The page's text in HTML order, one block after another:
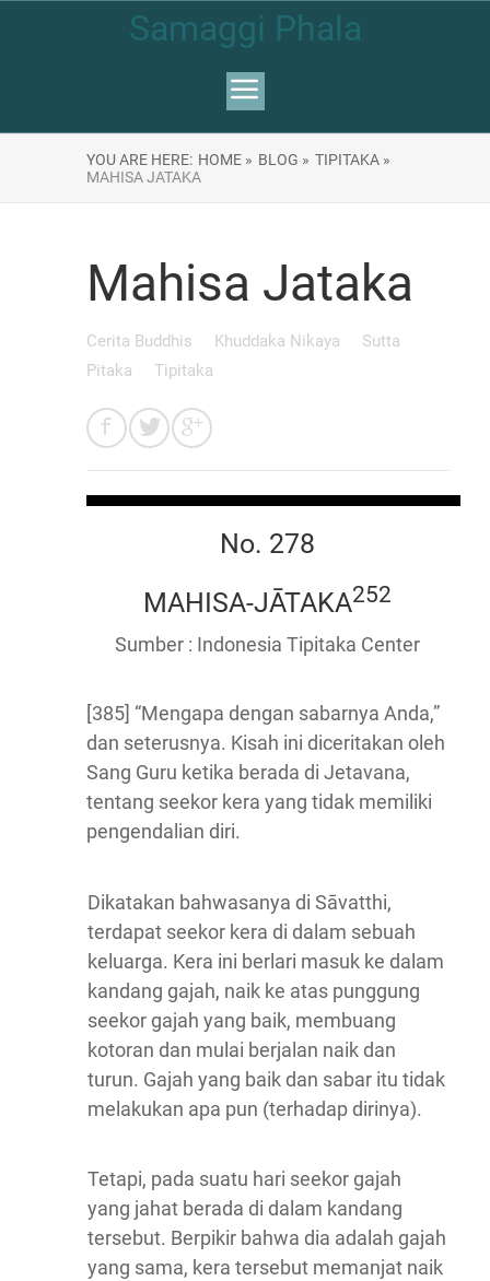
Samaggi Phala
YOU ARE HERE: HOME » BLOG » TIPITAKA »
MAHISA JATAKA
Mahisa Jataka
Cerita Buddhis Khuddaka Nikaya
Sutta
Pitaka
Tipitaka
No. 278
MAHISA-JĀTAKA252
Sumber : Indonesia Tipitaka Center
[385] “Mengapa dengan sabarnya Anda,”
dan seterusnya. Kisah ini diceritakan oleh
Sang Guru ketika berada di Jetavana,
tentang seekor kera yang tidak memiliki
pengendalian diri.
Dikatakan bahwasanya di Sāvatthi,
terdapat seekor kera di dalam sebuah
keluarga. Kera ini berlari masuk ke dalam
kandang gajah, naik ke atas punggung
seekor gajah yang baik, membuang
kotoran dan mulai berjalan naik dan
turun. Gajah yang baik dan sabar itu tidak
melakukan apa pun (terhadap dirinya).
Tetapi, pada suatu hari seekor gajah
yang jahat berada di dalam kandang
tersebut. Berpikir bahwa dia adalah gajah
yang sama, kera tersebut memanjat naik